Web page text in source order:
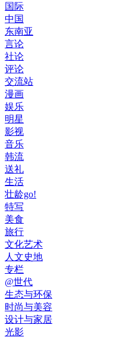
国际
中国
东南亚
言论
社论
评论
交流站
漫画
娱乐
明星
影视
音乐
韩流
送礼
生活
壮龄go!
特写
美食
旅行
文化艺术
人文史地
专栏
@世代
生态与环保
时尚与美容
设计与家居
光影